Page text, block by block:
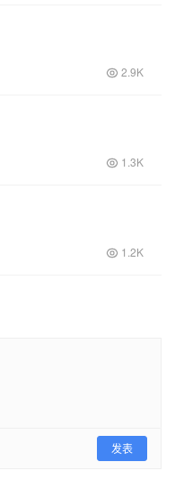
2.9K
1.3K
1.2K
发表